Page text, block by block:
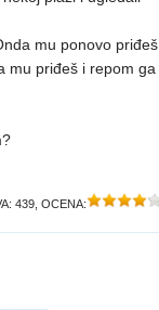
mu ponovo priđeš
mu priđeš i repom ga
439 , OCENA: